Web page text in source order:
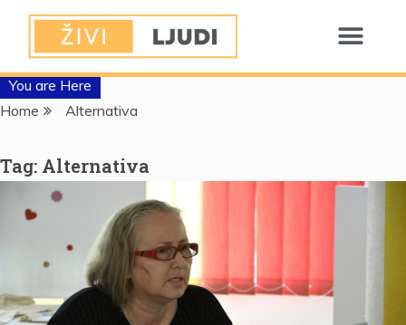
You are Here
Home
Alternativa
Tag: Alternativa